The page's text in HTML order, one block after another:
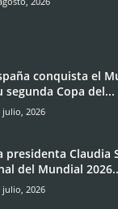
conquista el
segunda Copa del...
julio, 2026
presidenta Claudia
del Mundial
julio, 2026